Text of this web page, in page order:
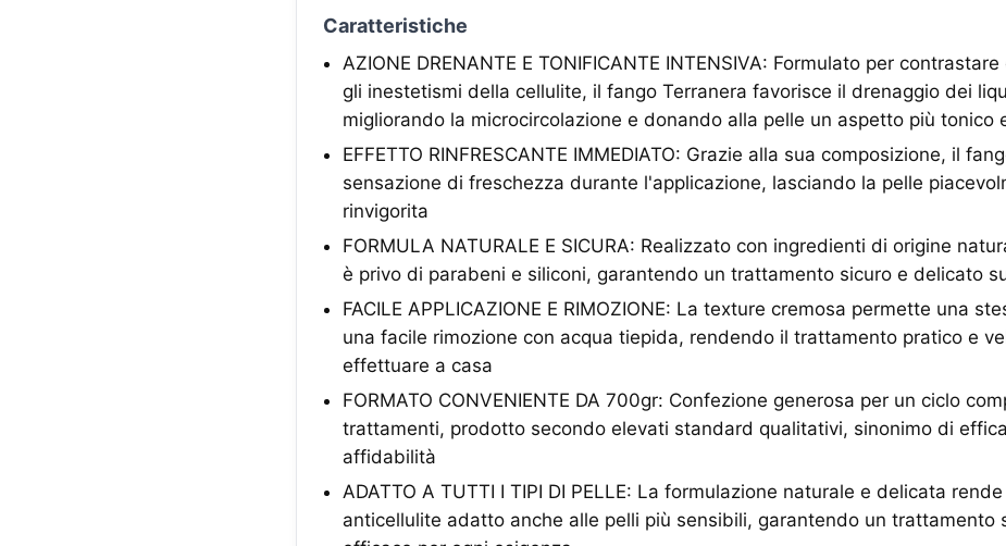
Caratteristiche
AZIONE DRENANTE E TONIFICANTE INTENSIVA: Formulato per
gli inestetismi della cellulite, il fango Terranera favorisce il drenaggio dei
migliorando la microcircolazione e donando alla pelle un aspetto più tonico
EFFETTO RINFRESCANTE IMMEDIATO: Grazie alla sua composizione, il
sensazione di freschezza durante l'applicazione, lasciando la pelle
rinvigorita
FORMULA NATURALE E SICURA: Realizzato con ingredienti di origine
è privo di parabeni e siliconi, garantendo un trattamento sicuro e delicato
FACILE APPLICAZIONE E RIMOZIONE: La texture cremosa permette una
una facile rimozione con acqua tiepida, rendendo il trattamento pratico e
effettuare a casa
FORMATO CONVENIENTE DA 700gr: Confezione generosa per un ciclo
trattamenti, prodotto secondo elevati standard qualitativi, sinonimo di
affidabilità
ADATTO A TUTTI I TIPI DI PELLE: La formulazione naturale e delicata
anticellulite adatto anche alle pelli più sensibili, garantendo un trattamento